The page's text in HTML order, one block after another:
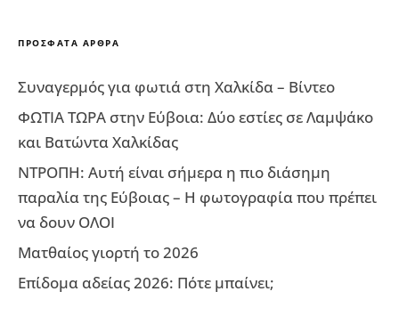
ΠΡΌΣΦΑΤΑ ΆΡΘΡΑ
Συναγερμός για φωτιά στη Χαλκίδα – Βίντεο
ΦΩΤΙΑ ΤΩΡΑ στην Εύβοια: Δύο εστίες σε Λαμψάκο
και Βατώντα Χαλκίδας
ΝΤΡΟΠΗ: Αυτή είναι σήμερα η πιο διάσημη
παραλία της Εύβοιας – Η φωτογραφία που πρέπει
να δουν ΟΛΟΙ
Ματθαίος γιορτή το 2026
Επίδομα αδείας 2026: Πότε μπαίνει;